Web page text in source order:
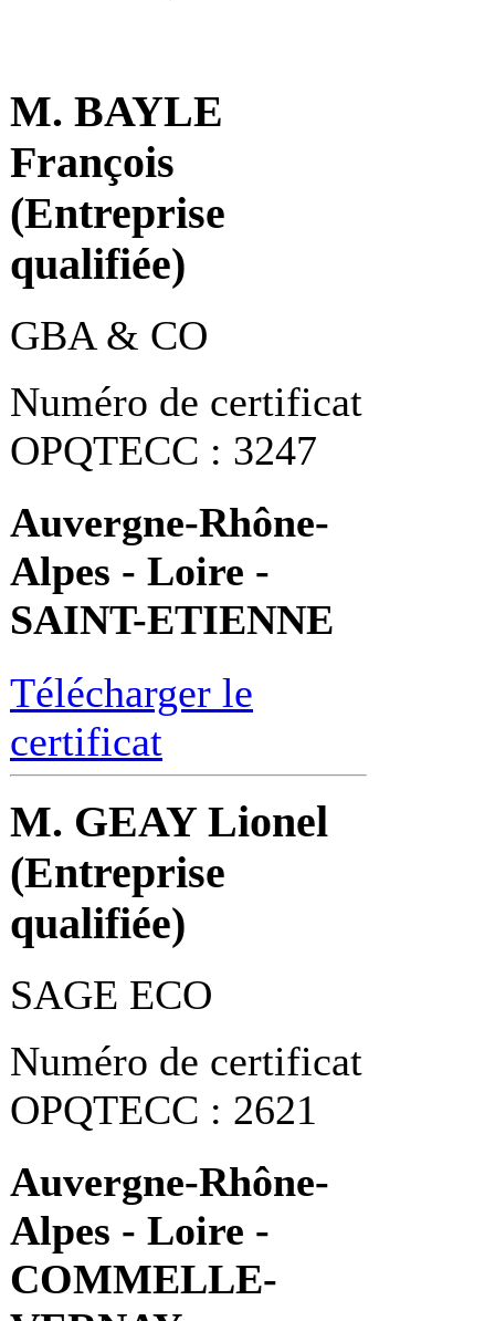
M. BAYLE
François
(Entreprise
qualifiée)
GBA & CO
Numéro de certificat
OPQTECC : 3247
Auvergne-Rhône-
Alpes - Loire -
SAINT-ETIENNE
Télécharger le
certificat
M. GEAY Lionel
(Entreprise
qualifiée)
SAGE ECO
Numéro de certificat
OPQTECC : 2621
Auvergne-Rhône-
Alpes - Loire -
COMMELLE-